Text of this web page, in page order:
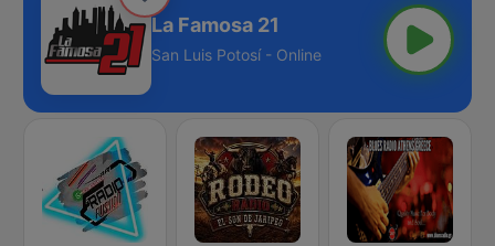
La Famosa 21
San Luis Potosí - Online